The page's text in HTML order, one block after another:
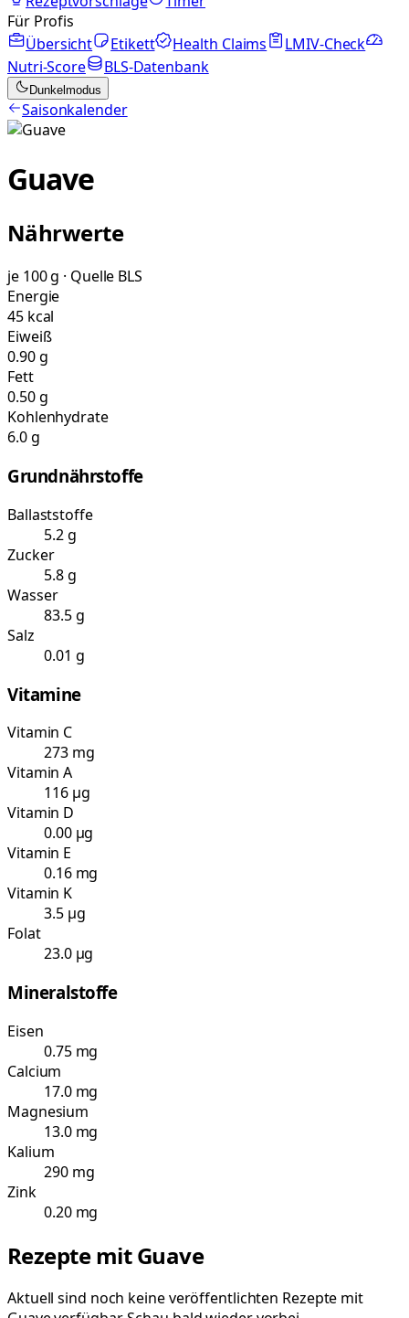
Für Profis
Übersicht
Etikett Health Claims
LMIV-Check
Nutri-Score
BLS-Datenbank
Dunkelmodus
Saisonkalender
Guave
Nährwerte
je 100 g · Quelle BLS
Energie
45 kcal
Eiweiß
0.90 g
Fett
0.50 g
Kohlenhydrate
6.0 g
Grundnährstoffe
Ballaststoffe
5.2 g
Zucker
5.8 g
Wasser
83.5 g
Salz
0.01 g
Vitamine
Vitamin C
273 mg
Vitamin A
116 µg
Vitamin D
0.00 µg
Vitamin E
0.16 mg
Vitamin K
3.5 µg
Folat
23.0 µg
Mineralstoffe
Eisen
0.75 mg
Calcium
17.0 mg
Magnesium
13.0 mg
Kalium
290 mg
Zink
0.20 mg
Rezepte mitGuave
Aktuell sind noch keine veröffentlichten Rezepte mit